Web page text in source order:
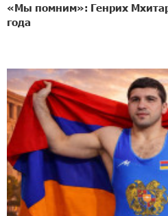
«Мы помним»: Генрих
года